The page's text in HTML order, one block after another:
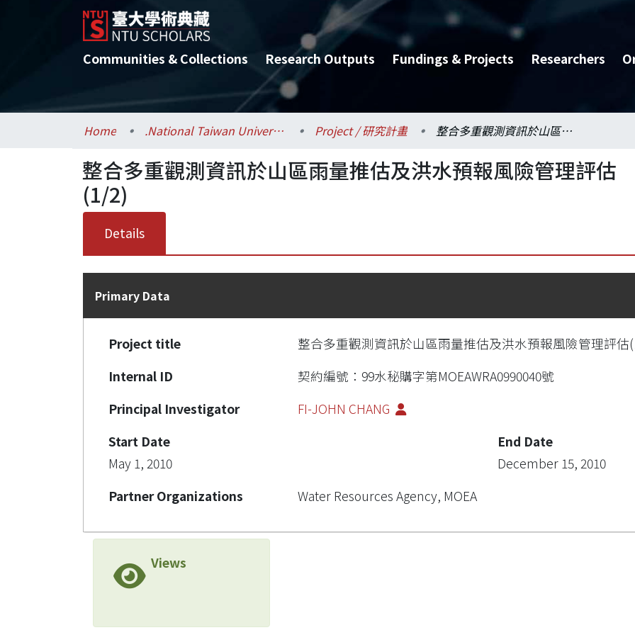
Communities & Collections Research Outputs Fundings & Projects Researchers
Home .National Taiwan University / 國立臺灣大學 Project / 研究計畫 整合多重觀測資訊於山區雨量推估及洪水預報風險管理評估(1/2)
整合多重觀測資訊於山區雨量推估及洪水預報風險管理評估
(1/2)
Details
Primary Data
Project title
整合多重觀測資訊於山區雨量推估及洪水預報風險管理評估
Internal ID
契約編號：99水秘購字第MOEAWRA0990040號
Principal Investigator
FI-JOHN CHANG
Start Date
May 1, 2010
End Date
December 15, 2010
Partner Organizations
Water Resources Agency, MOEA
Views